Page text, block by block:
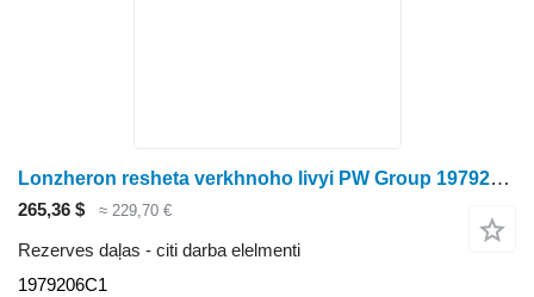
Lonzheron resheta verkhnoho livyi PW Group 1979206C1 paredzēts graudu kombaina
265,36 $ ≈ 229,70 €
Rezerves daļas - citi darba elelmenti
1979206C1